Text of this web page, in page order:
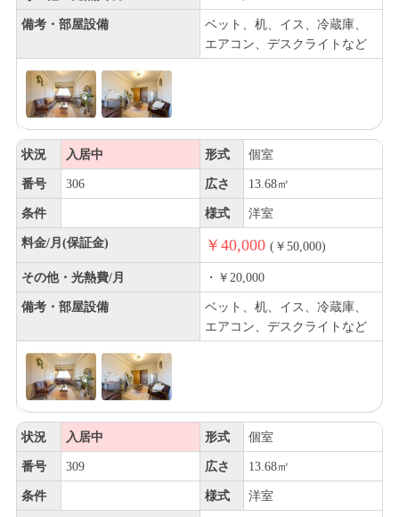
備考・部屋設備
ベット、机、イス、冷蔵庫、
エアコン、デスクライトなど
状況 入居中 形式 個室
番号 306 広さ 13.68㎡
条件 様式 洋室
料金/月(保証金) ￥40,000 (￥50,000)
その他・光熱費/月 ・￥20,000
備考・部屋設備
ベット、机、イス、冷蔵庫、
エアコン、デスクライトなど
状況 入居中 形式 個室
番号 309 広さ 13.68㎡
条件 様式 洋室